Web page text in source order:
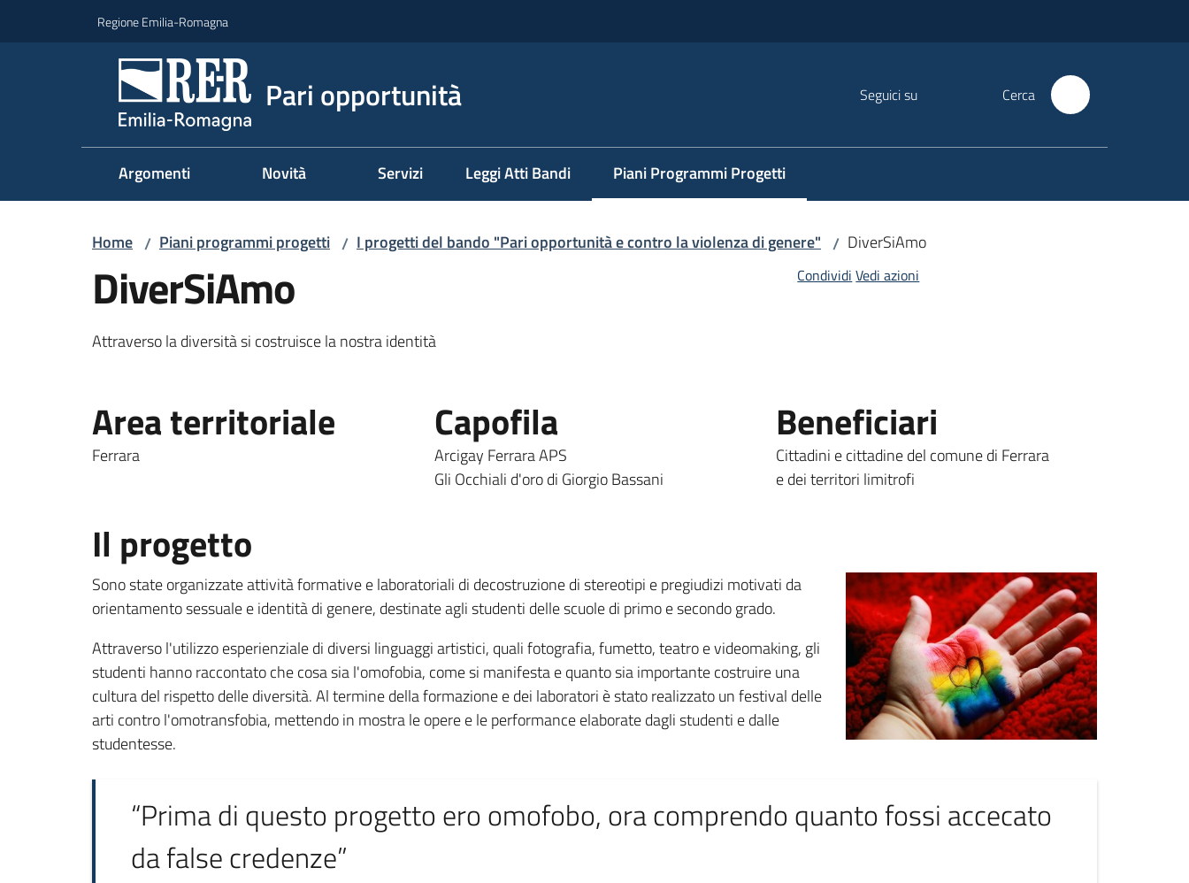
Regione Emilia-Romagna
Pari opportunità Seguici su Cerca
Argomenti Novità Servizi Leggi Atti Bandi Piani Programmi Progetti
Menu selezionato
Home / Piani programmi progetti / I progetti del bando "Pari opportunità e contro la violenza di genere" / DiverSiAmo
DiverSiAmo
Attraverso la diversità si costruisce la nostra identità
Condividi Vedi azioni
Area territoriale
Ferrara
Capofila
Arcigay Ferrara APS
Gli Occhiali d'oro di Giorgio Bassani
Beneficiari
Cittadini e cittadine del comune di Ferrara
e dei territori limitrofi
Il progetto
Sono state organizzate attività formative e laboratoriali di decostruzione di stereotipi e pregiudizi motivati da
orientamento sessuale e identità di genere, destinate agli studenti delle scuole di primo e secondo grado.
Attraverso l'utilizzo esperienziale di diversi linguaggi artistici, quali fotografia, fumetto, teatro e videomaking, gli
studenti hanno raccontato che cosa sia l'omofobia, come si manifesta e quanto sia importante costruire una
cultura del rispetto delle diversità. Al termine della formazione e dei laboratori è stato realizzato un festival delle
arti contro l'omotransfobia, mettendo in mostra le opere e le performance elaborate dagli studenti e dalle
studentesse.
“Prima di questo progetto ero omofobo, ora comprendo quanto fossi accecato
da false credenze”